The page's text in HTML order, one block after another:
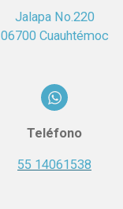
Jalapa No.220
06700 Cuauhtémoc
Teléfono
55 14061538